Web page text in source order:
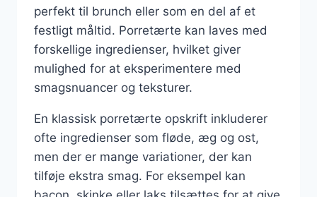
perfekt til brunch eller som en del af et
festligt måltid. Porretærte kan laves med
forskellige ingredienser, hvilket giver
mulighed for at eksperimentere med
smagsnuancer og teksturer.
En klassisk porretærte opskrift inkluderer
ofte ingredienser som fløde, æg og ost,
men der er mange variationer, der kan
tilføje ekstra smag. For eksempel kan